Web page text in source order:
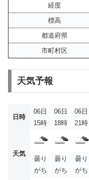
経度
標高
都道府県
市町村区
天気予報
日時
06日
15時
06日
18時
06日
21時
天気
曇り
がち
曇り
がち
曇り
がち